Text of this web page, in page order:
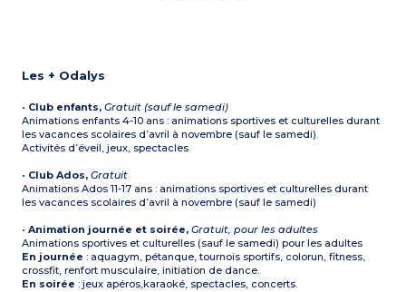
Les + Odalys
• Club enfants,Gratuit (sauf le samedi)
Animations enfants 4-10 ans : animations sportives et culturelles durant
les vacances scolaires d’avril à novembre (sauf le samedi).
Activités d’éveil, jeux, spectacles.
• Club Ados,Gratuit
Animations Ados 11-17 ans : animations sportives et culturelles durant
les vacances scolaires d’avril à novembre (sauf le samedi)
•Animation journée et soirée, Gratuit, pour les adultes
Animations sportives et culturelles (sauf le samedi) pour les adultes
En journée : aquagym, pétanque, tournois sportifs, colorun, fitness,
crossfit, renfort musculaire, initiation de dance.
En soirée : jeux apéros,karaoké, spectacles, concerts.